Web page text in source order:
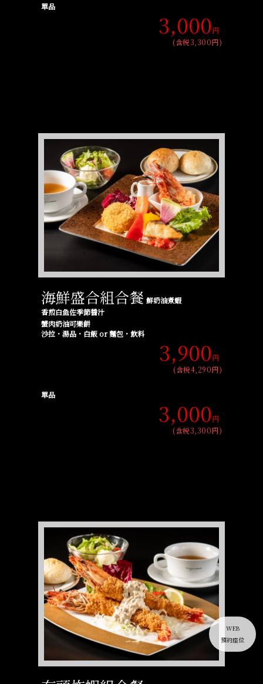
單品
3,000円
(含税3,300円)
海鮮盛合組合餐 鮮奶油煮蝦
香煎白鱼佐季節醬汁
蟹肉奶油可樂餅
沙拉・湯品・白飯 or 麵包・飲料
3,900円
(含税4,290円)
單品
3,000円
(含税3,300円)
WEB
預約座位